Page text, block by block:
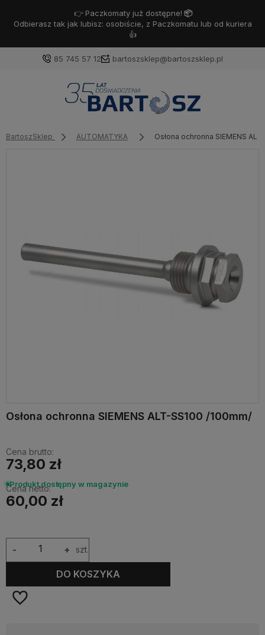
👉 Paczkomaty już dostępne! 📦
Odbierasz tak jak lubisz: osobiście, z Paczkomatu lub od kuriera
👍
85 745 57 12 bartoszsklep@bartoszsklep.pl
Zaloguj się
BartoszSklep AUTOMATYKA Osłona ochronna SIEMENS
Osłona ochronna SIEMENS ALT-SS100 /100mm/
Cena brutto:
73,80 zł
Produkt dostępny w magazynie
Cena netto:
60,00 zł
+
- szt.
DO KOSZYKA